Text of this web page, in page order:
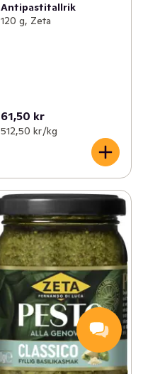
Antipastitallrik
120 g, Zeta
61,50 kr
512,50 kr /kg